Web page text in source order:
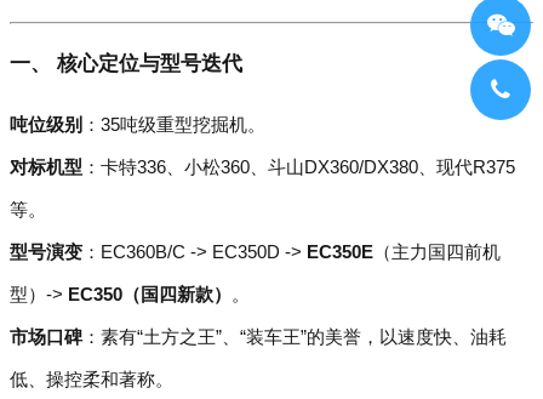
一、 核心定位与型号迭代
吨位级别 ：35吨级重型挖掘机。
对标机型 ：卡特336、小松360、斗山DX360/DX380、现代R375
等。
型号演变 ：EC360B/C -> EC350D -> EC350E （主力国四前机
型）-> EC350（国四新款） 。
市场口碑：素有“土方之王”、“装车王”的美誉，以速度快、油耗
低、操控柔和著称。